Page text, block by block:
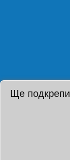
Ще